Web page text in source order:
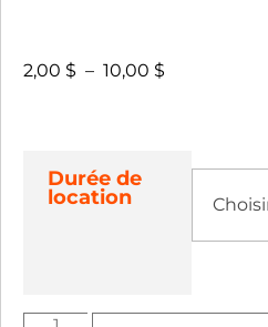
2,00 $ – 10,00 $
Durée de
location